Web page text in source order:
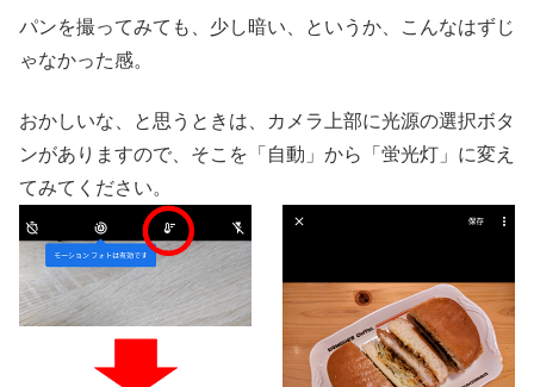
パンを撮ってみても、少し暗い、というか、こんなはずじ
ゃなかった感。
おかしいな、と思うときは、カメラ上部に光源の選択ボタ
ンがありますので、そこを「自動」から「蛍光灯」に変え
てみてください。